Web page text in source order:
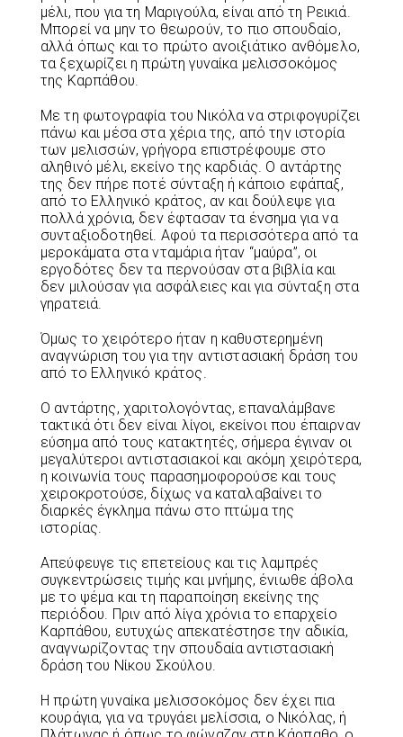
μέλι, που για τη Μαριγούλα, είναι από τη Ρεικιά.
Μπορεί να μην το θεωρούν, το πιο σπουδαίο,
αλλά όπως και το πρώτο ανοιξιάτικο ανθόμελο,
τα ξεχωρίζει η πρώτη γυναίκα μελισσοκόμος
της Καρπάθου.
Με τη φωτογραφία του Νικόλα να στριφογυρίζει
πάνω και μέσα στα χέρια της, από την ιστορία
των μελισσών, γρήγορα επιστρέφουμε στο
αληθινό μέλι, εκείνο της καρδιάς. Ο αντάρτης
της δεν πήρε ποτέ σύνταξη ή κάποιο εφάπαξ,
από το Ελληνικό κράτος, αν και δούλεψε για
πολλά χρόνια, δεν έφτασαν τα ένσημα για να
συνταξιοδοτηθεί. Αφού τα περισσότερα από τα
μεροκάματα στα νταμάρια ήταν “μαύρα”, οι
εργοδότες δεν τα περνούσαν στα βιβλία και
δεν μιλούσαν για ασφάλειες και για σύνταξη στα
γηρατειά.
Όμως το χειρότερο ήταν η καθυστερημένη
αναγνώριση του για την αντιστασιακή δράση του
από το Ελληνικό κράτος.
Ο αντάρτης, χαριτολογόντας, επαναλάμβανε
τακτικά ότι δεν είναι λίγοι, εκείνοι που έπαιρναν
εύσημα από τους κατακτητές, σήμερα έγιναν οι
μεγαλύτεροι αντιστασιακοί και ακόμη χειρότερα,
η κοινωνία τους παρασημοφορούσε και τους
χειροκροτούσε, δίχως να καταλαβαίνει το
διαρκές έγκλημα πάνω στο πτώμα της
ιστορίας.
Απεύφευγε τις επετείους και τις λαμπρές
συγκεντρώσεις τιμής και μνήμης, ένιωθε άβολα
με το ψέμα και τη παραποίηση εκείνης της
περιόδου. Πριν από λίγα χρόνια το επαρχείο
Καρπάθου, ευτυχώς απεκατέστησε την αδικία,
αναγνωρίζοντας την σπουδαία αντιστασιακή
δράση του Νίκου Σκούλου.
Η πρώτη γυναίκα μελισσοκόμος δεν έχει πια
κουράγια, για να τρυγάει μελίσσια, ο Νικόλας, ή